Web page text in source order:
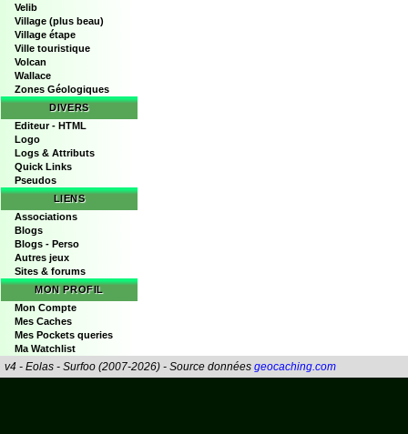
Velib
Village (plus beau)
Village étape
Ville touristique
Volcan
Wallace
Zones Géologiques
DIVERS
Editeur - HTML
Logo
Logs & Attributs
Quick Links
Pseudos
LIENS
Associations
Blogs
Blogs - Perso
Autres jeux
Sites & forums
MON PROFIL
Mon Compte
Mes Caches
Mes Pockets queries
Ma Watchlist
v4 - Eolas - Surfoo (2007-2026) - Source données geocaching.com